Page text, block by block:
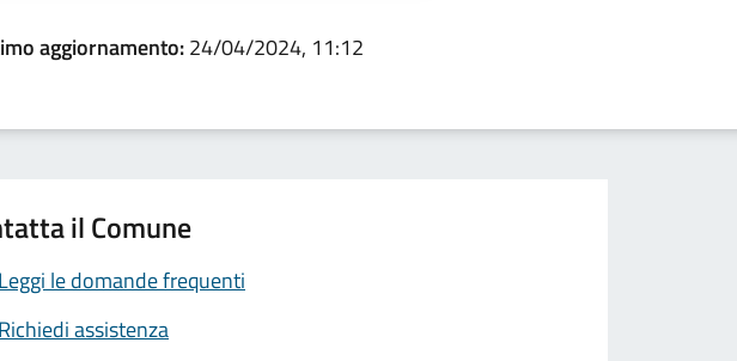
aggiornamento:24/04/2024, 11:12
il Comune
le domande frequenti
assistenza